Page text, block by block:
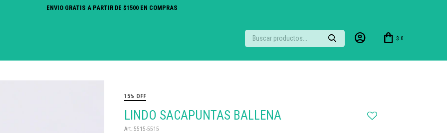
ENVIO GRATIS A PARTIR DE $1500 EN COMPRAS
$ 0
15% OFF
LINDO SACAPUNTAS BALLENA
5515-5515